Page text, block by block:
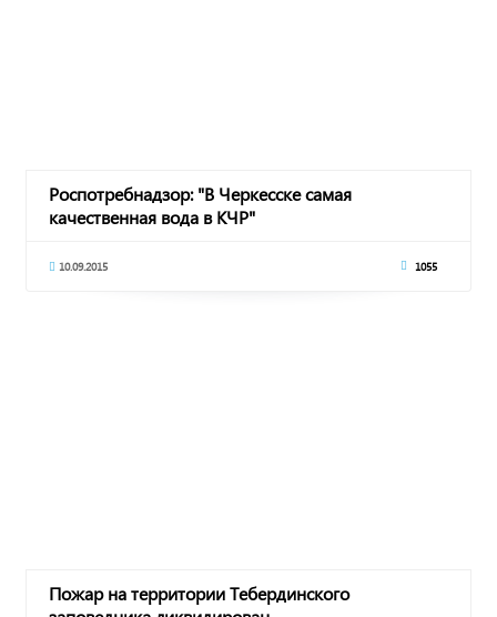
Роспотребнадзор: "В Черкесске самая
качественная вода в КЧР"
10.09.2015 1055
Пожар на территории Тебердинского